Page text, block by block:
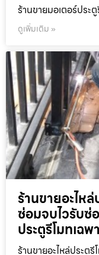
ร้านขายมอเตอร์ประ
ดูเพิ่มเติม »
ร้านขายอะไห
ซ่อมจบไวรับซ่
ประตูรีโมทเฉ
ร้านขายอะไหล่ประตู